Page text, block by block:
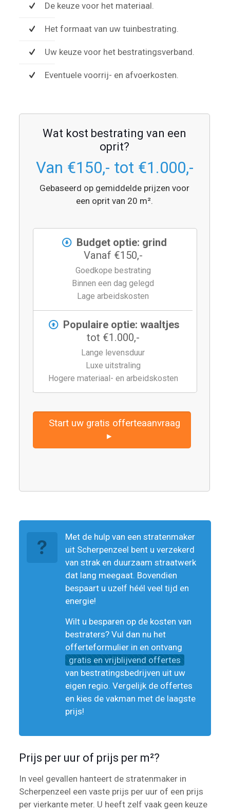
De keuze voor het materiaal.
Het formaat van uw tuinbestrating.
Uw keuze voor het bestratingsverband.
Eventuele voorrij- en afvoerkosten.
Wat kost bestrating van een
oprit?
Van €150,- tot €1.000,-
Gebaseerd op gemiddelde prijzen voor
een oprit van 20 m².
Budget optie: grind
Vanaf €150,-
Goedkope bestrating
Binnen een dag gelegd
Lage arbeidskosten
Populaire optie: waaltjes
tot €1.000,-
Lange levensduur
Luxe uitstraling
Hogere materiaal- en arbeidskosten
Start uw gratis offerteaanvraag
▸
Met de hulp van een stratenmaker
uit Scherpenzeel bent u verzekerd
van strak en duurzaam straatwerk
dat lang meegaat. Bovendien
bespaart u uzelf héél veel tijd en
energie!
Wilt u besparen op de kosten van
bestraters? Vul dan nu het
offerteformulier in en ontvang
gratis en vrijblijvend offertes
van bestratingsbedrijven uit uw
eigen regio. Vergelijk de offertes
en kies de vakman met de laagste
prijs!
Prijs per uur of prijs per m²?
In veel gevallen hanteert de stratenmaker in
Scherpenzeel een vaste prijs per uur of een prijs
per vierkante meter. U heeft zelf vaak geen keuze